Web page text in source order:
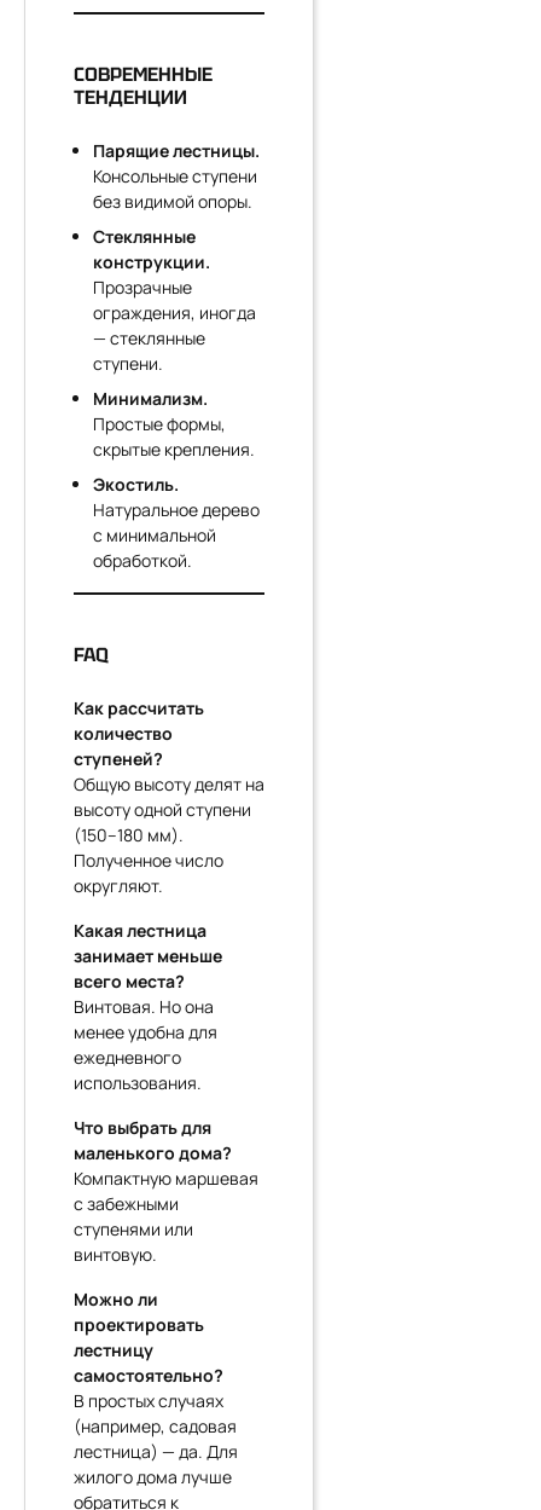
СОВРЕМЕННЫЕ
ТЕНДЕНЦИИ
Парящие лестницы.
Консольные ступени
без видимой опоры.
Стеклянные
конструкции.
Прозрачные
ограждения, иногда
— стеклянные
ступени.
Минимализм.
Простые формы,
скрытые крепления.
Экостиль.
Натуральное дерево
с минимальной
обработкой.
FAQ
Как рассчитать
количество
ступеней?
Общую высоту делят на
высоту одной ступени
(150–180 мм).
Полученное число
округляют.
Какая лестница
занимает меньше
всего места?
Винтовая. Но она
менее удобна для
ежедневного
использования.
Что выбрать для
маленького дома?
Компактную маршевая
с забежными
ступенями или
винтовую.
Можно ли
проектировать
лестницу
самостоятельно?
В простых случаях
(например, садовая
лестница) — да. Для
жилого дома лучше
обратиться к